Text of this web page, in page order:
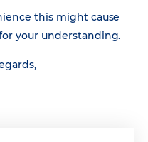
this might cause
your understanding.